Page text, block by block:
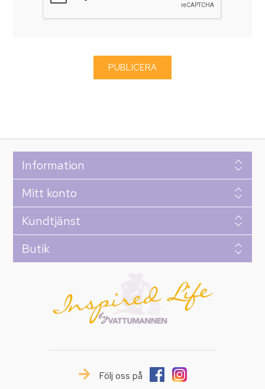
Information
Mitt konto
Kundtjänst
Butik
Följ oss på